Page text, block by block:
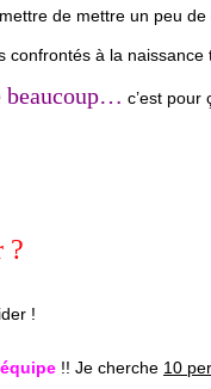
de mettre un peu
confrontés à la
beaucoup… c’est pour
?
!
!! Je cherche 10